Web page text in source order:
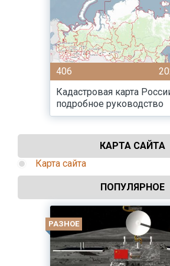
406
Кадастровая карта
подробное руководство
КАРТА САЙТА
Карта сайта
ПОПУЛЯРНОЕ
РАЗНОЕ